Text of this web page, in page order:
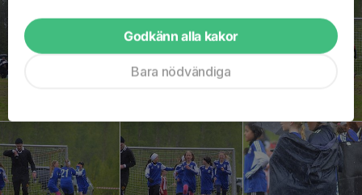
Godkänn alla kakor
Bara nödvändiga